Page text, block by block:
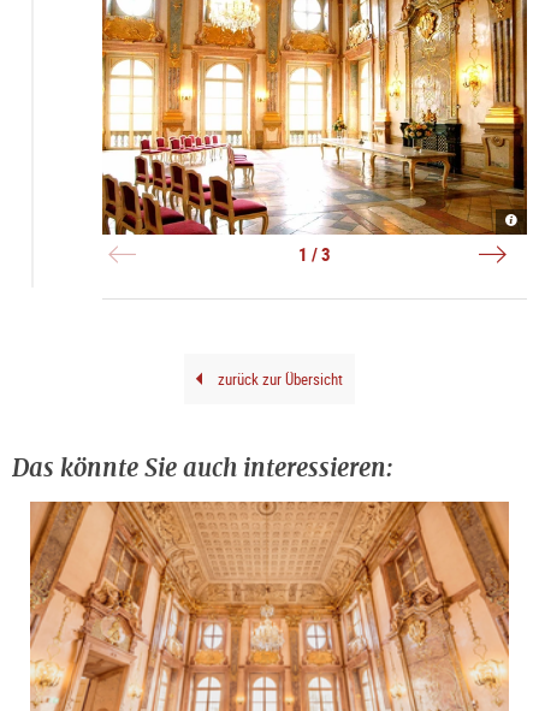
1 / 3
zurück zur Übersicht
Das könnte Sie auch interessieren: